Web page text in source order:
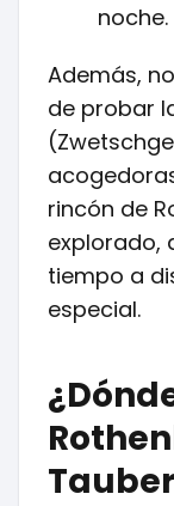
noche.
Además,
de probar
rincón de
explorado,
tiempo a
especial.